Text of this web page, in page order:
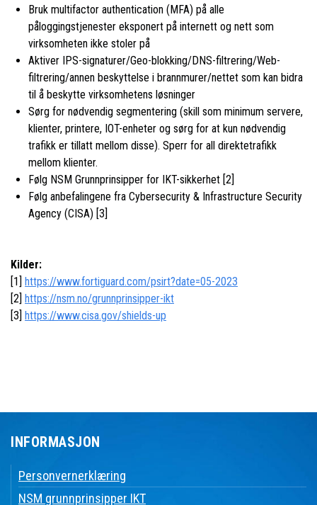
Bruk multifactor authentication (MFA) på alle
påloggingstjenester eksponert på internett og nett som
virksomheten ikke stoler på
Aktiver IPS-signaturer/Geo-blokking/DNS-filtrering/Web-
filtrering/annen beskyttelse i brannmurer/nettet som kan bidra
til å beskytte virksomhetens løsninger
Sørg for nødvendig segmentering (skill som minimum servere,
klienter, printere, IOT-enheter og sørg for at kun nødvendig
trafikk er tillatt mellom disse). Sperr for all direktetrafikk
mellom klienter.
Følg NSM Grunnprinsipper for IKT-sikkerhet [2]
Følg anbefalingene fra Cybersecurity & Infrastructure Security
Agency (CISA) [3]
Kilder:
[1] https://www.fortiguard.com/psirt?date=05-2023
[2] https://nsm.no/grunnprinsipper-ikt
[3] https://www.cisa.gov/shields-up
INFORMASJON
Personvernerklæring
NSM grunnprinsipper IKT